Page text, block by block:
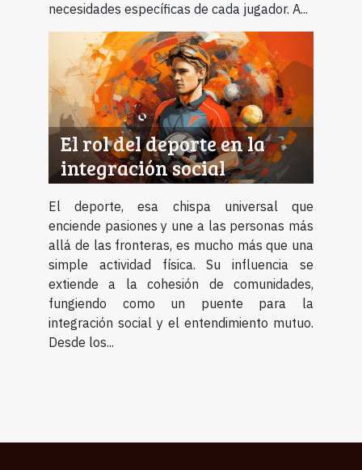
necesidades específicas de cada jugador. A...
El rol del deporte en la
integración social
El deporte, esa chispa universal que
enciende pasiones y une a las personas más
allá de las fronteras, es mucho más que una
simple actividad física. Su influencia se
extiende a la cohesión de comunidades,
fungiendo como un puente para la
integración social y el entendimiento mutuo.
Desde los...